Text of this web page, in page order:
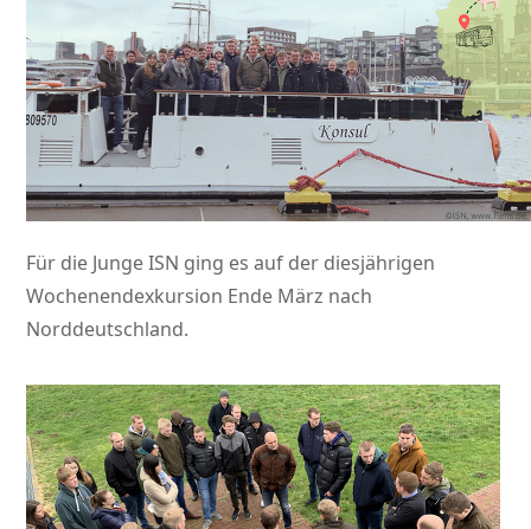
Für die Junge ISN ging es auf der diesjährigen
Wochenendexkursion Ende März nach
Norddeutschland.